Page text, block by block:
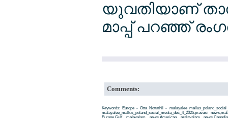
യുവതിയാണ് താന്‍
മാപ്പ് പറഞ്ഞ്
Comments:
Keywords: Europe - Otta Nottathil -
malayalee_mallus_poland_social_media_dec_4_2025,pravasi